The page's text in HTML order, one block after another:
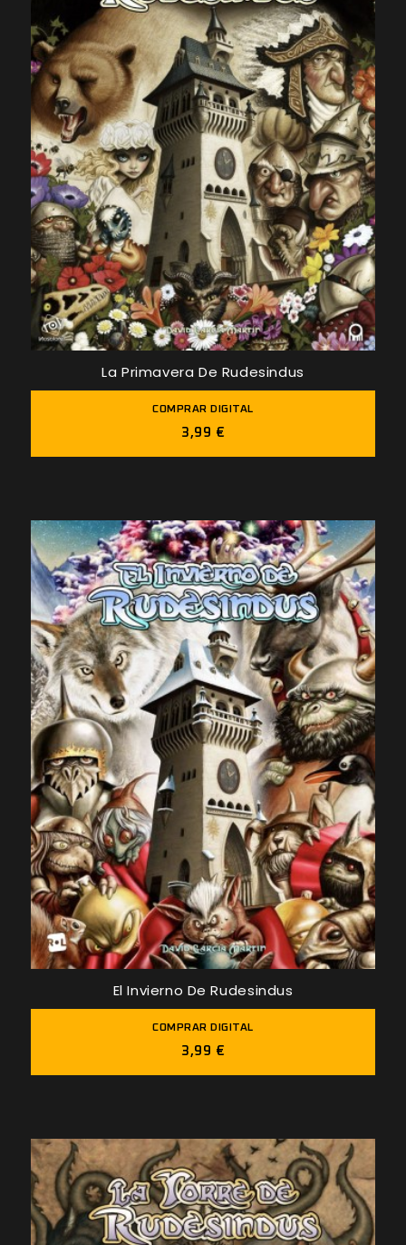
La Primavera De Rudesindus
COMPRAR DIGITAL
3,99 €
El Invierno De Rudesindus
COMPRAR DIGITAL
3,99 €